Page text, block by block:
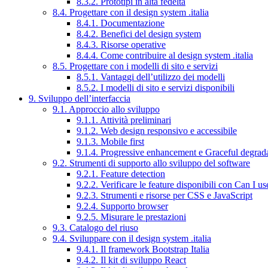
8.4. Progettare con il design system .italia
8.4.1. Documentazione
8.4.2. Benefici del design system
8.4.3. Risorse operative
8.4.4. Come contribuire al design system .italia
8.5. Progettare con i modelli di sito e servizi
8.5.1. Vantaggi dell’utilizzo dei modelli
8.5.2. I modelli di sito e servizi disponibili
9. Sviluppo dell’interfaccia
9.1. Approccio allo sviluppo
9.1.1. Attività preliminari
9.1.2. Web design responsivo e accessibile
9.1.3. Mobile first
9.1.4. Progressive enhancement e Graceful
9.2. Strumenti di supporto allo sviluppo del software
9.2.1. Feature detection
9.2.2. Verificare le feature disponibili con Can I
9.2.3. Strumenti e risorse per CSS e JavaScript
9.2.4. Supporto browser
9.2.5. Misurare le prestazioni
9.3. Catalogo del riuso
9.4. Sviluppare con il design system .italia
9.4.1. Il framework Bootstrap Italia
9.4.2. Il kit di sviluppo React